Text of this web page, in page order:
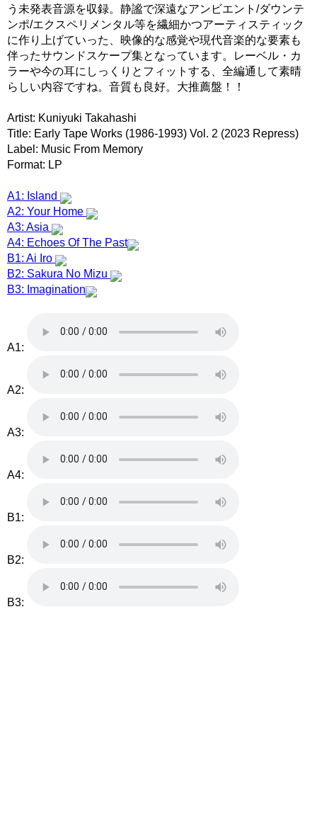
う未発表音源を収録。静謐で深遠なアンビエント/ダウンテ
ンポ/エクスペリメンタル等を繊細かつアーティスティック
に作り上げていった、映像的な感覚や現代音楽的な要素も
伴ったサウンドスケープ集となっています。レーベル・カ
ラーや今の耳にしっくりとフィットする、全編通して素晴
らしい内容ですね。音質も良好。大推薦盤！！
Artist: Kuniyuki Takahashi
Title: Early Tape Works (1986-1993) Vol. 2 (2023 Repress)
Label: Music From Memory
Format: LP
A1: Island
A2: Your Home
A3: Asia
A4: Echoes Of The Past
B1: Ai Iro
B2: Sakura No Mizu
B3: Imagination
A1:
A2:
A3:
A4:
B1:
B2:
B3: